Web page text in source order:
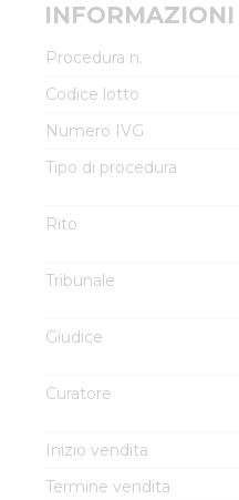
Procedura n.
Codice lotto
Numero IVG
Tipo di procedura
Rito
Tribunale
Giudice
Curatore
Inizio vendita
Termine vendita